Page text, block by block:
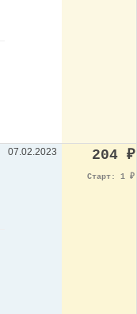
07.02.2023 204 ₽
Старт: 1 ₽